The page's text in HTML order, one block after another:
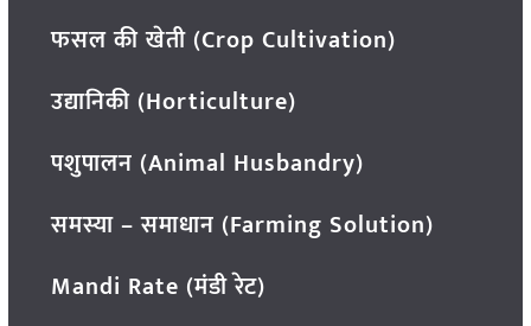
फसल की खेती (Crop Cultivation)
उद्यानिकी (Horticulture)
पशुपालन (Animal Husbandry)
समस्या – समाधान (Farming Solution)
Mandi Rate (मंडी रेट)